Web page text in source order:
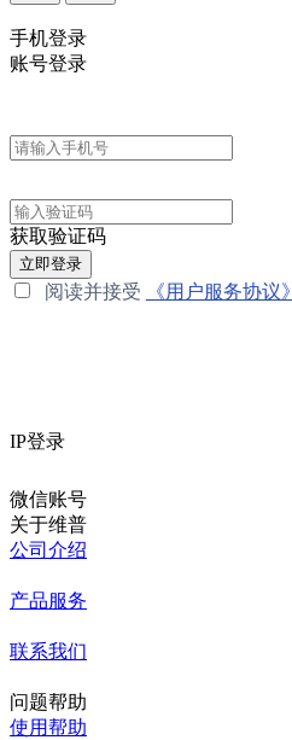
手机登录
账号登录
获取验证码
立即登录
阅读并接受 《用户服务协议》
IP登录
微信账号
关于维普
公司介绍
产品服务
联系我们
问题帮助
使用帮助